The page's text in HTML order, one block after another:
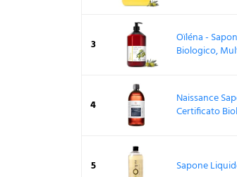
3
Oïléna -
Biologico,
4
Naissance
Certificato
5 Sapone